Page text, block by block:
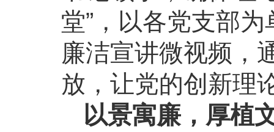
堂”，以各党支部
廉洁宣讲微视频，
放，让党的创新理
以景寓廉，厚植